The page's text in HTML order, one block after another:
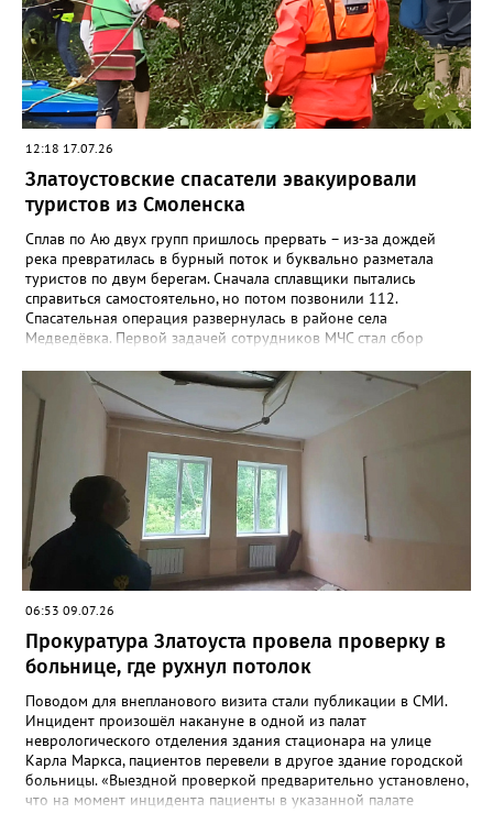
мокрые и грязные после недавних обильных дождей.
12:18 17.07.26
Златоустовские спасатели эвакуировали
туристов из Смоленска
Сплав по Аю двух групп пришлось прервать – из-за дождей
река превратилась в бурный поток и буквально разметала
туристов по двум берегам. Сначала сплавщики пытались
справиться самостоятельно, но потом позвонили 112.
Спасательная операция развернулась в районе села
Медведёвка. Первой задачей сотрудников МЧС стал сбор
лет, в одном месте. Троих отбившихся от своих подростков
удалось найти и переправить уже глубокой ночью. Работа на
воде продолжалась более шестнадцати часов. К полудню
следующего дня все туристы были благополучно доставлены
на автовокзал Кусы. Медицинская помощь никому из них не
потребовалась.
06:53 09.07.26
Прокуратура Златоуста провела проверку в
больнице, где рухнул потолок
Поводом для внепланового визита стали публикации в СМИ.
Инцидент произошёл накануне в одной из палат
неврологического отделения здания стационара на улице
Карла Маркса, пациентов перевели в другое здание городской
больницы. «Выездной проверкой предварительно установлено,
что на момент инцидента пациенты в указанной палате